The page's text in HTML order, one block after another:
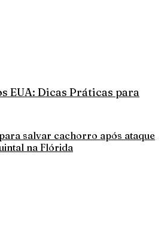
EUA: Dicas Práticas para